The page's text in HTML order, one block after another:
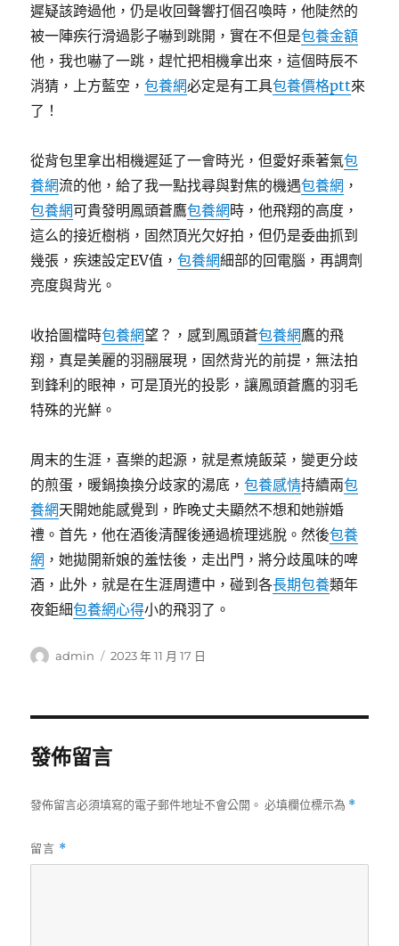
遲疑該跨過他，仍是收回聲響打個召喚時，他陡然的
被一陣疾行滑過影子嚇到跳開，實在不但是包養金額
他，我也嚇了一跳，趕忙把相機拿出來，這個時辰不
消猜，上方藍空，包養網必定是有工具包養價格ptt來
了！
從背包里拿出相機遲延了一會時光，但愛好乘著氣包
養網流的他，給了我一點找尋與對焦的機遇包養網 ，
包養網可貴發明鳳頭蒼鷹包養網時，他飛翔的高度，
這么的接近樹梢，固然頂光欠好拍，但仍是委曲抓到
幾張，疾速設定EV值，包養網細部的回電腦，再調劑
亮度與背光。
收拾圖檔時包養網望？，感到鳳頭蒼包養網鷹的飛
翔，真是美麗的羽翮展現，固然背光的前提，無法拍
到鋒利的眼神，可是頂光的投影，讓鳳頭蒼鷹的羽毛
特殊的光鮮。
周末的生涯，喜樂的起源，就是煮燒飯菜，變更分歧
的煎蛋，暖鍋換換分歧家的湯底，包養感情持續兩包
養網天開她能感覺到，昨晚丈夫顯然不想和她辦婚
禮。首先，他在酒後清醒後通過梳理逃脫。然後包養
網 ，她拋開新娘的羞怯後，走出門，將分歧風味的啤
酒，此外，就是在生涯周遭中，碰到各長期包養類年
夜鉅細包養網心得小的飛羽了。
作
admin
發
2023 年 11 月 17 日
發佈留言
發佈留言必須填寫的電子郵件地址不會公開。 必填欄位標示為 *
留言 *